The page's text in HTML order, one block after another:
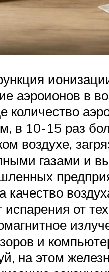
аэроионов в
количество
в 10-15 раз
воздухе,
газами и
качество
от
и
на этом